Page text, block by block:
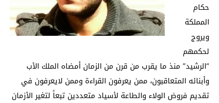
حكام
المملكة
ويروج
لحكمهم
“الرشيد” منذ ما يقرب من قرن من الزمان أمضاه الملك الأب
وأبنائه المتعاقبون، ممن يعرفون القراءة وممن لايعرفون في
تقديم فروض الولاء والطاعة لأسياد متعددين تبعاً لتغير الأزمان